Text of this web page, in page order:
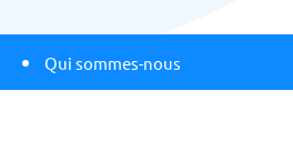
Qui sommes-nous